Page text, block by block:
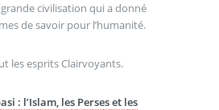
civilisation qui a donné
de savoir pour l’humanité.
les esprits Clairvoyants.
: l’Islam, les Perses et les